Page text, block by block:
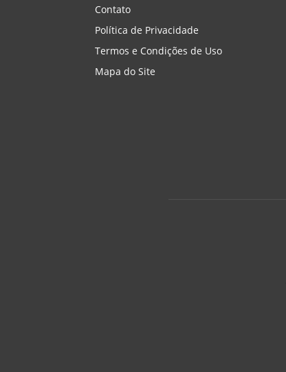
Contato
Política de Privacidade
Termos e Condições de Uso
Mapa do Site